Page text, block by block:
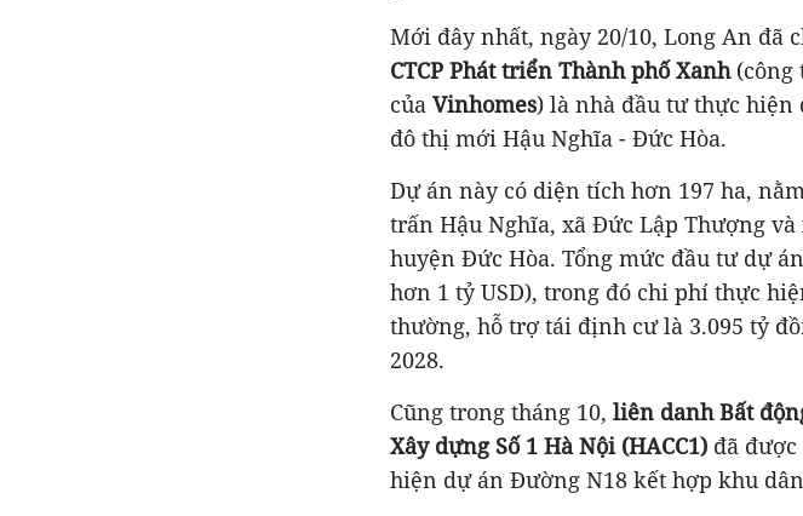
Mới đây nhất, ngày 20/10, Long An đã
CTCP Phát triển Thành phố Xanh(công
của Vinhomes) là nhà đầu tư thực hiện
đô thị mới Hậu Nghĩa - Đức Hòa.
Dự án này có diện tích hơn 197 ha,
trấn Hậu Nghĩa, xã Đức Lập Thượng và
huyện Đức Hòa. Tổng mức đầu tư dự
hơn 1 tỷ USD), trong đó chi phí thực
thường, hỗ trợ tái định cư là 3.095 tỷ
2028.
Cũng trong tháng 10, liên danh Bất
Xây dựng Số 1 Hà Nội (HACC1) đã
hiện dự án Đường N18 kết hợp khu